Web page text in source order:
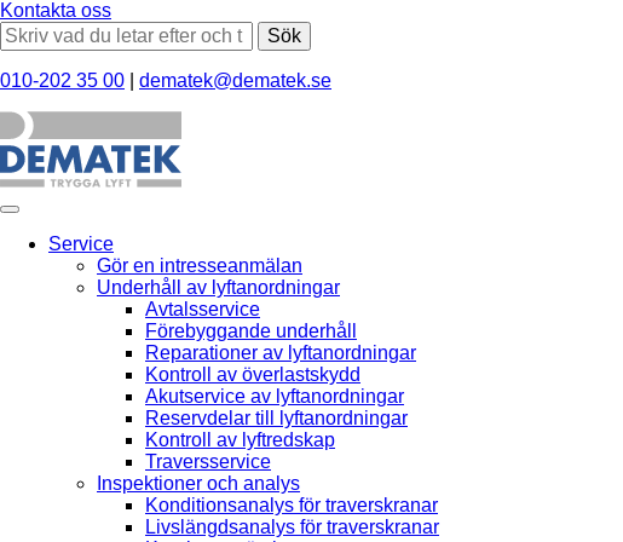
Kontakta oss
Sök
010-202 35 00 dematek@dematek.se
Service
Gör en intresseanmälan
Underhåll av lyftanordningar
Avtalsservice
Förebyggande underhåll
Reparationer av lyftanordningar
Kontroll av överlastskydd
Akutservice av lyftanordningar
Reservdelar till lyftanordningar
Kontroll av lyftredskap
Traversservice
Inspektioner och analys
Konditionsanalys för traverskranar
Livslängdsanalys för traverskranar